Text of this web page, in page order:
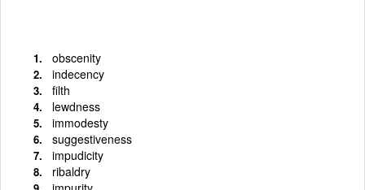
obscenity
indecency
filth
lewdness
immodesty
suggestiveness
impudicity
ribaldry